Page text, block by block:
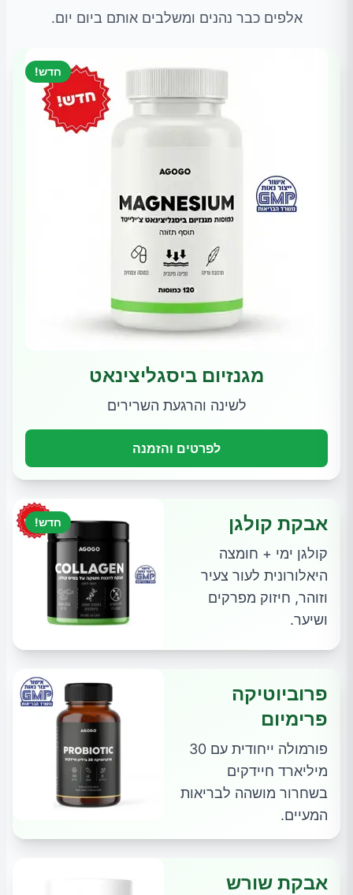
אלפים כבר נהנים ומשלבים אותם ביום יום.
חדש!
מגנזיום ביסגליצינאט
לשינה והרגעת השרירים
לפרטים והזמנה
חדש! אבקת קולגן
קולגן ימי + חומצה
היאלורונית לעור צעיר
וזוהר, חיזוק מפרקים
ושיער.
פרוביוטיקה
פרימיום
פורמולה ייחודית עם 30
מיליארד חיידקים
בשחרור מושהה לבריאות
המעיים.
אבקת שורש